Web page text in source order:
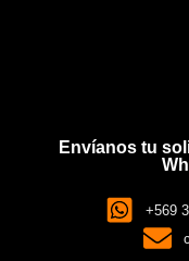
Envíanos tu
+569